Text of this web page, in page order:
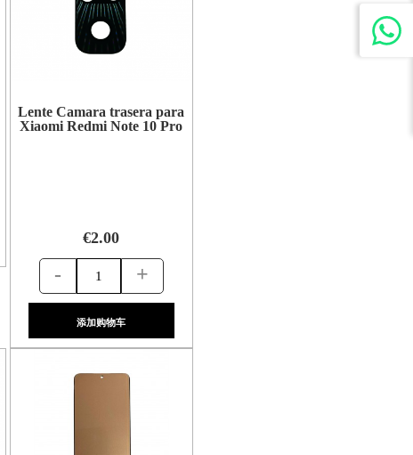
Lente Camara trasera para
Xiaomi Redmi Note 10 Pro
€2.00
- +
添加购物车